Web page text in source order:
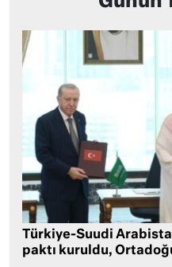
Türkiye-Suudi
paktı kuruldu,